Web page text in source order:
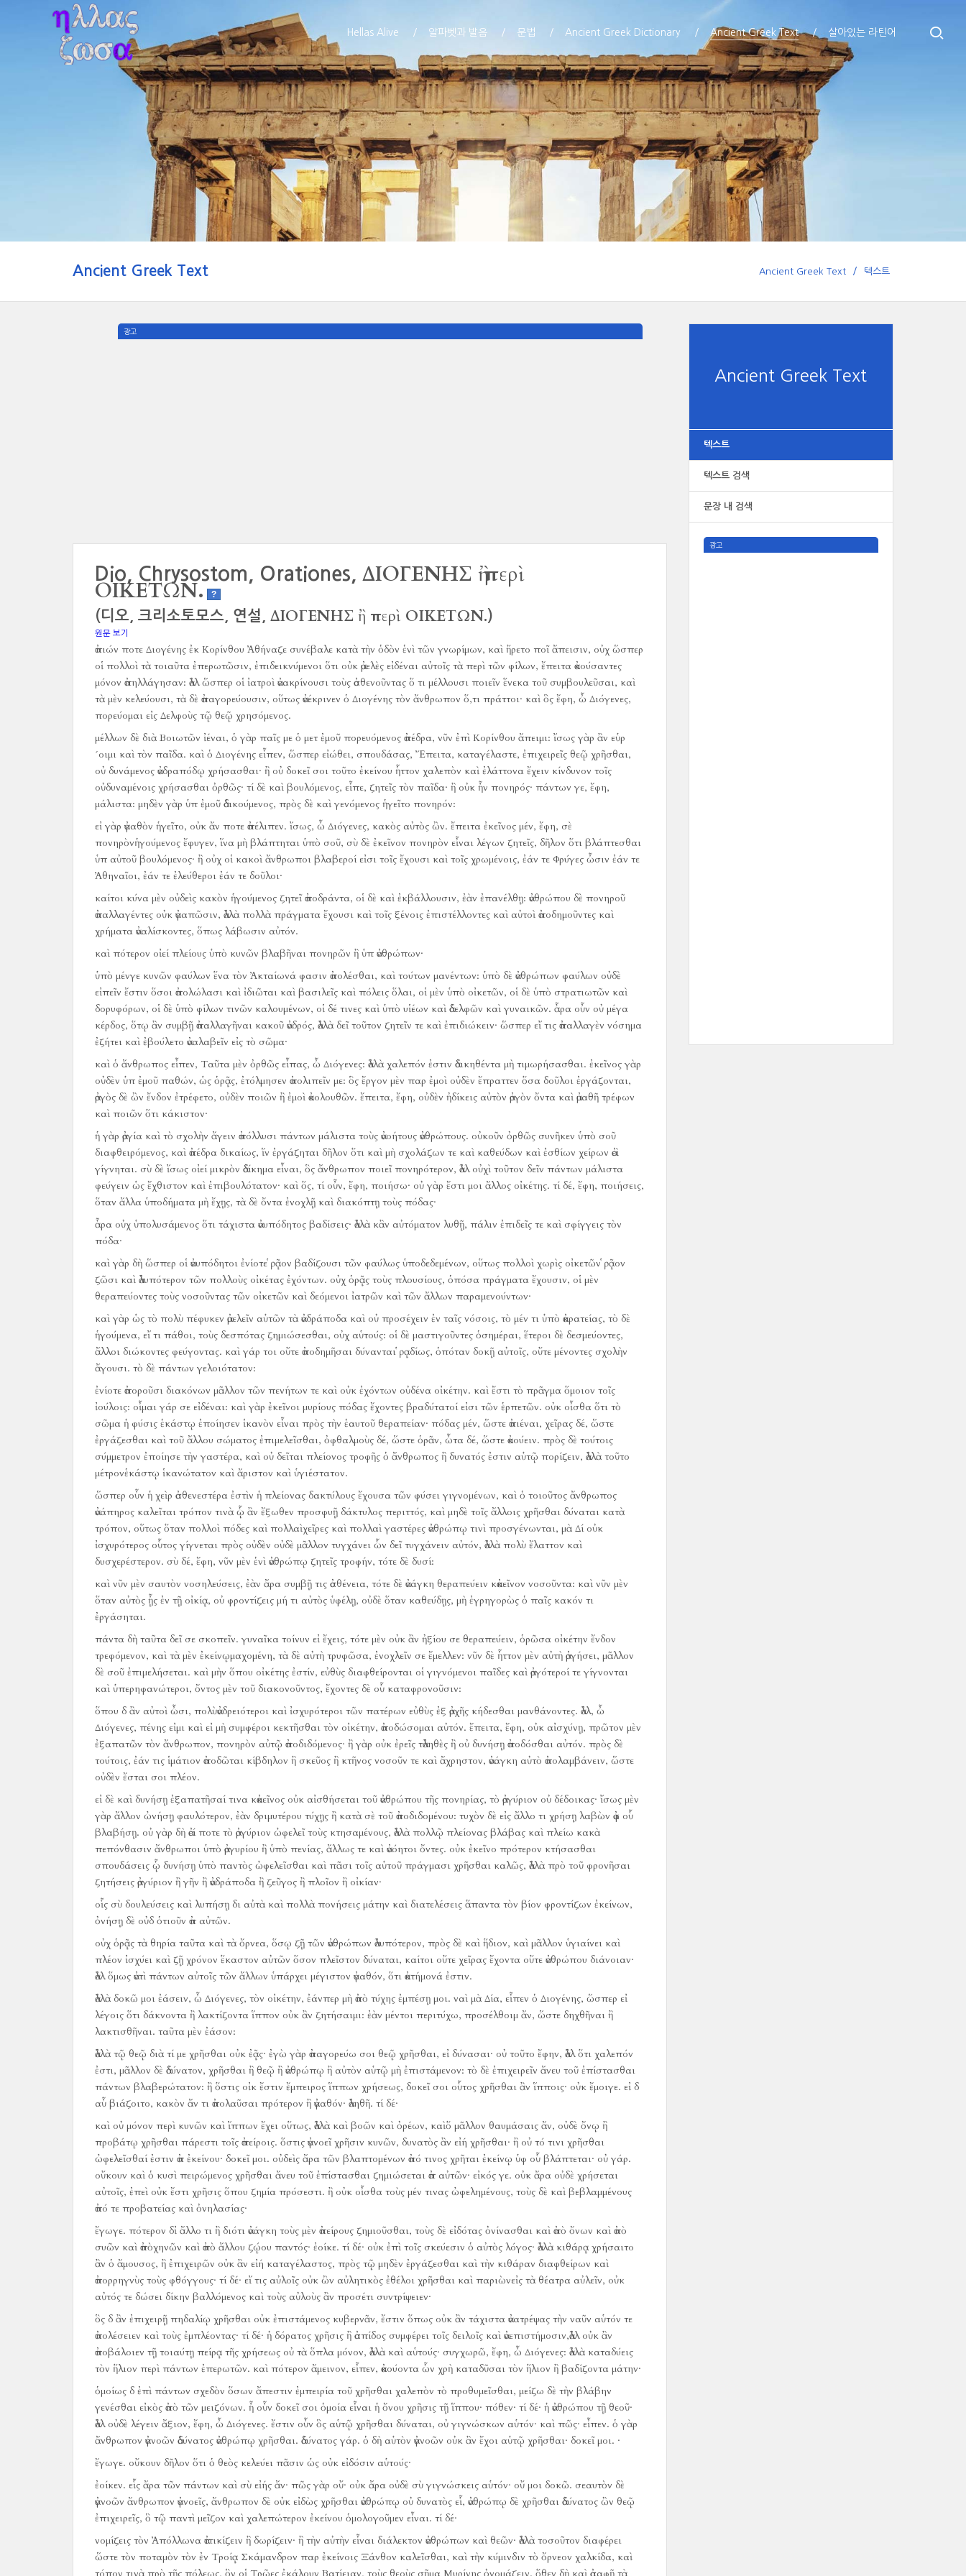
Hellas Alive 알파벳과 발음 문법 Ancient Greek Dictionary Ancient Greek Text 살아있는 라틴어
Ancient Greek Text Ancient Greek Text 텍스트
Ancient Greek Text
텍스트
텍스트 검색
문장 내 검색
광고
광고
Dio, Chrysostom, Orationes, ΔΙΟΓΕΝΗΣ ἢ περὶ
ΟΙΚΕΤΩΝ. ?
(디오, 크리소토모스, 연설, ΔΙΟΓΕΝΗΣ ἢ περὶ ΟΙΚΕΤΩΝ.)
원문 보기
ἀπιών ποτε Διογένης ἐκ Κορίνθου Ἀθήναζε συνέβαλε κατὰ τὴν ὁδὸν ἑνὶ τῶν γνωρίμων, καὶ ἤρετο ποῖ ἄπεισιν, οὐχ ὥσπερ
οἱ πολλοὶ τὰ τοιαῦτα ἐπερωτῶσιν, ἐπιδεικνύμενοι ὅτι οὐκ ἀμελὲς εἰδέναι αὐτοῖς τὰ περὶ τῶν φίλων, ἔπειτα ἀκούσαντες
μόνον ἀπηλλάγησαν: ἀλλ ὥσπερ οἱ ἰατροὶ ἀνακρίνουσι τοὺς ἀσθενοῦντας ὅ τι μέλλουσι ποιεῖν ἕνεκα τοῦ συμβουλεῦσαι, καὶ
τὰ μὲν κελεύουσι, τὰ δὲ ἀπαγορεύουσιν, οὕτως ἀνέκρινεν ὁ Διογένης τὸν ἄνθρωπον ὅ,τι πράττοι· καὶ ὃς ἔφη, ὦ Διόγενες,
πορεύομαι εἰς Δελφοὺς τῷ θεῷ χρησόμενος.
μέλλων δὲ διὰ Βοιωτῶν ἰέναι, ὁ γὰρ παῖς με ὁ μετ ἐμοῦ πορευόμενος ἀπέδρα, νῦν ἐπὶ Κορίνθου ἄπειμι: ἴσως γὰρ ἂν εὑρ
´οιμι καὶ τὸν παῖδα. καὶ ὁ Διογένης εἶπεν, ὥσπερ εἰώθει, σπουδάσας, Ἔπειτα, καταγέλαστε, ἐπιχειρεῖς θεῷ χρῆσθαι,
οὐ δυνάμενος ἀνδραπόδῳ χρήσασθαι· ἢ οὐ δοκεῖ σοι τοῦτο ἐκείνου ἧττον χαλεπὸν καὶ ἐλάττονα ἔχειν κίνδυνον τοῖς
οὐδυναμένοις χρήσασθαι ὀρθῶς· τί δὲ καὶ βουλόμενος, εἶπε, ζητεῖς τὸν παῖδα· ἢ οὐκ ἦν πονηρός· πάντων γε, ἔφη,
μάλιστα: μηδὲν γὰρ ὑπ ἐμοῦ ἀδικούμενος, πρὸς δὲ καὶ γενόμενος ἡγεῖτο πονηρόν:
εἰ γὰρ ἀγαθὸν ἡγεῖτο, οὐκ ἄν ποτε ἀπέλιπεν. ἴσως, ὦ Διόγενες, κακὸς αὐτὸς ὢν. ἔπειτα ἐκεῖνος μέν, ἔφη, σὲ
πονηρὸνἡγούμενος ἔφυγεν, ἵνα μὴ βλάπτηται ὑπὸ σοῦ, σὺ δὲ ἐκεῖνον πονηρὸν εἶναι λέγων ζητεῖς, δῆλον ὅτι βλάπτεσθαι
ὑπ αὐτοῦ βουλόμενος· ἢ οὐχ οἱ κακοὶ ἄνθρωποι βλαβεροί εἰσι τοῖς ἔχουσι καὶ τοῖς χρωμένοις, ἐάν τε Φρύγες ὦσιν ἐάν τε
Ἀθηναῖοι, ἐάν τε ἐλεύθεροι ἐάν τε δοῦλοι·
καίτοι κύνα μὲν οὐδεὶς κακὸν ἡγούμενος ζητεῖ ἀποδράντα, οἱ δὲ καὶ ἐκβάλλουσιν, ἐὰν ἐπανέλθῃ: ἀνθρώπου δὲ πονηροῦ
ἀπαλλαγέντες οὐκ ἀγαπῶσιν, ἀλλὰ πολλὰ πράγματα ἔχουσι καὶ τοῖς ξένοις ἐπιστέλλοντες καὶ αὐτοὶ ἀποδημοῦντες καὶ
χρήματα ἀναλίσκοντες, ὅπως λάβωσιν αὐτόν.
καὶ πότερον οἰεί πλείους ὑπὸ κυνῶν βλαβῆναι πονηρῶν ἢ ὑπ ἀνθρώπων·
ὑπὸ μένγε κυνῶν φαύλων ἕνα τὸν Ἀκταίωνά φασιν ἀπολέσθαι, καὶ τούτων μανέντων: ὑπὸ δὲ ἀνθρώπων φαύλων οὐδὲ
εἰπεῖν ἔστιν ὅσοι ἀπολώλασι καὶ ἰδιῶται καὶ βασιλεῖς καὶ πόλεις ὅλαι, οἱ μὲν ὑπὸ οἰκετῶν, οἱ δὲ ὑπὸ στρατιωτῶν καὶ
δορυφόρων, οἱ δὲ ὑπὸ φίλων τινῶν καλουμένων, οἱ δέ τινες καὶ ὑπὸ υἱέων καὶ ἀδελφῶν καὶ γυναικῶν. ἆρα οὖν οὐ μέγα
κέρδος, ὅτῳ ἂν συμβῇ ἀπαλλαγῆναι κακοῦ ἀνδρός, ἀλλὰ δεῖ τοῦτον ζητεῖν τε καὶ ἐπιδιώκειν· ὥσπερ εἴ τις ἀπαλλαγὲν νόσημα
ἐζήτει καὶ ἐβούλετο ἀναλαβεῖν εἰς τὸ σῶμα·
καὶ ὁ ἄνθρωπος εἶπεν, Ταῦτα μὲν ὀρθῶς εἶπας, ὦ Διόγενες: ἀλλὰ χαλεπόν ἐστιν ἀδικηθέντα μὴ τιμωρήσασθαι. ἐκεῖνος γὰρ
οὐδὲν ὑπ ἐμοῦ παθών, ὡς ὁρᾷς, ἐτόλμησεν ἀπολιπεῖν με: ὃς ἔργον μὲν παρ ἐμοὶ οὐδὲν ἔπραττεν ὅσα δοῦλοι ἐργάζονται,
ἀργὸς δὲ ὢν ἔνδον ἐτρέφετο, οὐδὲν ποιῶν ἢ ἐμοὶ ἀκολουθῶν. ἔπειτα, ἔφη, οὐδὲν ἠδίκεις αὐτὸν ἀργὸν ὄντα καὶ ἀμαθῆ τρέφων
καὶ ποιῶν ὅτι κάκιστον·
ἡ γὰρ ἀργία καὶ τὸ σχολὴν ἄγειν ἀπόλλυσι πάντων μάλιστα τοὺς ἀνοήτους ἀνθρώπους. οὐκοῦν ὀρθῶς συνῆκεν ὑπὸ σοῦ
διαφθειρόμενος, καὶ ἀπέδρα δικαίως, ἵν ἐργάζηται δῆλον ὅτι καὶ μὴ σχολάζων τε καὶ καθεύδων καὶ ἐσθίων χείρων ἀεὶ
γίγνηται. σὺ δὲ ἴσως οἰεί μικρὸν ἀδίκημα εἶναι, ὃς ἄνθρωπον ποιεῖ πονηρότερον, ἀλλ οὐχὶ τοῦτον δεῖν πάντων μάλιστα
φεύγειν ὡς ἔχθιστον καὶ ἐπιβουλότατον· καὶ ὅς, τί οὖν, ἔφη, ποιήσω· οὐ γὰρ ἔστι μοι ἄλλος οἰκέτης. τί δέ, ἔφη, ποιήσεις,
ὅταν ἄλλα ὑποδήματα μὴ ἔχῃς, τὰ δὲ ὄντα ἐνοχλῇ καὶ διακόπτῃ τοὺς πόδας·
ἆρα οὐχ ὑπολυσάμενος ὅτι τάχιστα ἀνυπόδητος βαδίσεις· ἀλλὰ κἂν αὐτόματον λυθῇ, πάλιν ἐπιδεῖς τε καὶ σφίγγεις τὸν
πόδα·
καὶ γὰρ δὴ ὥσπερ οἱ ἀνυπόδητοι ἐνίοτε ῥᾷον βαδίζουσι τῶν φαύλως ὑποδεδεμένων, οὕτως πολλοὶ χωρὶς οἰκετῶν ῥᾷον
ζῶσι καὶ ἀλυπότερον τῶν πολλοὺς οἰκέτας ἐχόντων. οὐχ ὁρᾷς τοὺς πλουσίους, ὁπόσα πράγματα ἔχουσιν, οἱ μὲν
θεραπεύοντες τοὺς νοσοῦντας τῶν οἰκετῶν καὶ δεόμενοι ἰατρῶν καὶ τῶν ἄλλων παραμενούντων·
καὶ γὰρ ὡς τὸ πολὺ πέφυκεν ἀμελεῖν αὑτῶν τὰ ἀνδράποδα καὶ οὐ προσέχειν ἐν ταῖς νόσοις, τὸ μέν τι ὑπὸ ἀκρατείας, τὸ δὲ
ἡγούμενα, εἴ τι πάθοι, τοὺς δεσπότας ζημιώσεσθαι, οὐχ αὑτούς: οἱ δὲ μαστιγοῦντες ὁσημέραι, ἕτεροι δὲ δεσμεύοντες,
ἄλλοι διώκοντες φεύγοντας. καὶ γάρ τοι οὔτε ἀποδημῆσαι δύνανται ῥᾳδίως, ὁπόταν δοκῇ αὐτοῖς, οὔτε μένοντες σχολὴν
ἄγουσι. τὸ δὲ πάντων γελοιότατον:
ἐνίοτε ἀποροῦσι διακόνων μᾶλλον τῶν πενήτων τε καὶ οὐκ ἐχόντων οὐδένα οἰκέτην. καὶ ἔστι τὸ πρᾶγμα ὅμοιον τοῖς
ἰούλοις: οἶμαι γάρ σε εἰδέναι: καὶ γὰρ ἐκεῖνοι μυρίους πόδας ἔχοντες βραδύτατοί εἰσι τῶν ἑρπετῶν. οὐκ οἶσθα ὅτι τὸ
σῶμα ἡ φύσις ἑκάστῳ ἐποίησεν ἱκανὸν εἶναι πρὸς τὴν ἑαυτοῦ θεραπείαν· πόδας μέν, ὥστε ἀπιέναι, χεῖρας δέ, ὥστε
ἐργάζεσθαι καὶ τοῦ ἄλλου σώματος ἐπιμελεῖσθαι, ὀφθαλμοὺς δέ, ὥστε ὁρᾶν, ὦτα δέ, ὥστε ἀκούειν. πρὸς δὲ τούτοις
σύμμετρον ἐποίησε τὴν γαστέρα, καὶ οὐ δεῖται πλείονος τροφῆς ὁ ἄνθρωπος ἢ δυνατός ἐστιν αὑτῷ πορίζειν, ἀλλὰ τοῦτο
μέτρονἑκάστῳ ἱκανώτατον καὶ ἄριστον καὶ ὑγιέστατον.
ὥσπερ οὖν ἡ χεὶρ ἀσθενεστέρα ἐστὶν ἡ πλείονας δακτύλους ἔχουσα τῶν φύσει γιγνομένων, καὶ ὁ τοιοῦτος ἄνθρωπος
ἀνάπηρος καλεῖται τρόπον τινὰ ᾧ ἂν ἔξωθεν προσφυῇ δάκτυλος περιττός, καὶ μηδὲ τοῖς ἄλλοις χρῆσθαι δύναται κατὰ
τρόπον, οὕτως ὅταν πολλοὶ πόδες καὶ πολλαὶχεῖρες καὶ πολλαὶ γαστέρες ἀνθρώπῳ τινὶ προσγένωνται, μὰ Δί οὐκ
ἰσχυρότερος οὗτος γίγνεται πρὸς οὐδὲν οὐδὲ μᾶλλον τυγχάνει ὧν δεῖ τυγχάνειν αὐτόν, ἀλλὰ πολὺ ἔλαττον καὶ
δυσχερέστερον. σὺ δέ, ἔφη, νῦν μὲν ἑνὶ ἀνθρώπῳ ζητεῖς τροφήν, τότε δὲ δυσί:
καὶ νῦν μὲν σαυτὸν νοσηλεύσεις, ἐὰν ἄρα συμβῇ τις ἀσθένεια, τότε δὲ ἀνάγκη θεραπεύειν κἀκεῖνον νοσοῦντα: καὶ νῦν μὲν
ὅταν αὐτὸς ᾖς ἐν τῇ οἰκίᾳ, οὐ φροντίζεις μή τι αὐτὸς ὑφέλῃ, οὐδὲ ὅταν καθεύδῃς, μὴ ἐγρηγορὼς ὁ παῖς κακόν τι
ἐργάσηται.
πάντα δὴ ταῦτα δεῖ σε σκοπεῖν. γυναῖκα τοίνυν εἰ ἔχεις, τότε μὲν οὐκ ἂν ἠξίου σε θεραπεύειν, ὁρῶσα οἰκέτην ἔνδον
τρεφόμενον, καὶ τὰ μὲν ἐκείνῳμαχομένη, τὰ δὲ αὐτὴ τρυφῶσα, ἐνοχλεῖν σε ἔμελλεν: νῦν δὲ ἧττον μὲν αὐτὴ ἀργήσει, μᾶλλον
δὲ σοῦ ἐπιμελήσεται. καὶ μὴν ὅπου οἰκέτης ἐστίν, εὐθὺς διαφθείρονται οἱ γιγνόμενοι παῖδες καὶ ἀργότεροί τε γίγνονται
καὶ ὑπερηφανώτεροι, ὄντος μὲν τοῦ διακονοῦντος, ἔχοντες δὲ οὗ καταφρονοῦσιν:
ὅπου δ ἂν αὐτοὶ ὦσι, πολὺἀνδρειότεροι καὶ ἰσχυρότεροι τῶν πατέρων εὐθὺς ἐξ ἀρχῆς κήδεσθαι μανθάνοντες. ἀλλ, ὦ
Διόγενες, πένης εἰμι καὶ εἰ μὴ συμφέροι κεκτῆσθαι τὸν οἰκέτην, ἀποδώσομαι αὐτόν. ἔπειτα, ἔφη, οὐκ αἰσχύνῃ, πρῶτον μὲν
ἐξαπατῶν τὸν ἄνθρωπον, πονηρὸν αὐτῷ ἀποδιδόμενος· ἢ γὰρ οὐκ ἐρεῖς τἀληθὲς ἢ οὐ δυνήσῃ ἀποδόσθαι αὐτόν. πρὸς δὲ
τούτοις, ἐάν τις ἱμάτιον ἀποδῶται κίβδηλον ἢ σκεῦος ἢ κτῆνος νοσοῦν τε καὶ ἄχρηστον, ἀνάγκη αὐτὸ ἀπολαμβάνειν, ὥστε
οὐδὲν ἔσται σοι πλέον.
εἰ δὲ καὶ δυνήσῃ ἐξαπατῆσαί τινα κἀκεῖνος οὐκ αἰσθήσεται τοῦ ἀνθρώπου τῆς πονηρίας, τὸ ἀργύριον οὐ δέδοικας· ἴσως μὲν
γὰρ ἄλλον ὠνήσῃ φαυλότερον, ἐὰν δριμυτέρου τύχῃς ἢ κατὰ σὲ τοῦ ἀποδιδομένου: τυχὸν δὲ εἰς ἄλλο τι χρήσῃ λαβὼν ἀφ οὗ
βλαβήσῃ. οὐ γὰρ δὴ ἀεί ποτε τὸ ἀργύριον ὠφελεῖ τοὺς κτησαμένους, ἀλλὰ πολλῷ πλείονας βλάβας καὶ πλείω κακὰ
πεπόνθασιν ἄνθρωποι ὑπὸ ἀργυρίου ἢ ὑπὸ πενίας, ἄλλως τε καὶ ἀνόητοι ὄντες. οὐκ ἐκεῖνο πρότερον κτήσασθαι
σπουδάσεις ᾧ δυνήσῃ ὑπὸ παντὸς ὠφελεῖσθαι καὶ πᾶσι τοῖς αὑτοῦ πράγμασι χρῆσθαι καλῶς, ἀλλὰ πρὸ τοῦ φρονῆσαι
ζητήσεις ἀργύριον ἢ γῆν ἢ ἀνδράποδα ἢ ζεῦγος ἢ πλοῖον ἢ οἰκίαν·
οἷς σὺ δουλεύσεις καὶ λυπήσῃ δι αὐτὰ καὶ πολλὰ πονήσεις μάτην καὶ διατελέσεις ἅπαντα τὸν βίον φροντίζων ἐκείνων,
ὀνήσῃ δὲ οὐδ ὁτιοῦν ἀπ αὐτῶν.
οὐχ ὁρᾷς τὰ θηρία ταῦτα καὶ τὰ ὄρνεα, ὅσῳ ζῇ τῶν ἀνθρώπων ἀλυπότερον, πρὸς δὲ καὶ ἥδιον, καὶ μᾶλλον ὑγιαίνει καὶ
πλέον ἰσχύει καὶ ζῇ χρόνον ἕκαστον αὐτῶν ὅσον πλεῖστον δύναται, καίτοι οὔτε χεῖρας ἔχοντα οὔτε ἀνθρώπου διάνοιαν·
ἀλλ ὅμως ἀντὶ πάντων αὐτοῖς τῶν ἄλλων ὑπάρχει μέγιστον ἀγαθόν, ὅτι ἀκτήμονά ἐστιν.
ἀλλὰ δοκῶ μοι ἐάσειν, ὦ Διόγενες, τὸν οἰκέτην, ἐάνπερ μὴ ἀπὸ τύχης ἐμπέσῃ μοι. ναὶ μὰ Δία, εἶπεν ὁ Διογένης, ὥσπερ εἰ
λέγοις ὅτι δάκνοντα ἢ λακτίζοντα ἵππον οὐκ ἂν ζητήσαιμι: ἐὰν μέντοι περιτύχω, προσέλθοιμ ἄν, ὥστε δηχθῆναι ἢ
λακτισθῆναι. ταῦτα μὲν ἐάσον:
ἀλλὰ τῷ θεῷ διὰ τί με χρῆσθαι οὐκ ἐᾷς· ἐγὼ γὰρ ἀπαγορεύω σοι θεῷ χρῆσθαι, εἰ δύνασαι· οὐ τοῦτο ἔφην, ἀλλ ὅτι χαλεπόν
ἐστι, μᾶλλον δὲ ἀδύνατον, χρῆσθαι ἢ θεῷ ἢ ἀνθρώπῳ ἢ αὐτὸν αὑτῷ μὴ ἐπιστάμενον: τὸ δὲ ἐπιχειρεῖν ἄνευ τοῦ ἐπίστασθαι
πάντων βλαβερώτατον: ἢ ὅστις οἰκ ἔστιν ἔμπειρος ἵππων χρήσεως, δοκεῖ σοι οὗτος χρῆσθαι ἂν ἵπποις· οὐκ ἔμοιγε. εἰ δ
αὖ βιάζοιτο, κακὸν ἄν τι ἀπολαῦσαι πρότερον ἢ ἀγαθόν· ἀληθῆ. τί δέ·
καὶ οὐ μόνον περὶ κυνῶν καὶ ἵππων ἔχει οὕτως, ἀλλὰ καὶ βοῶν καὶ ὀρέων, καὶὅ μᾶλλον θαυμάσαις ἄν, οὐδὲ ὄνῳ ἢ
προβάτῳ χρῆσθαι πάρεστι τοῖς ἀπείροις. ὅστις ἀγνοεῖ χρῆσιν κυνῶν, δυνατὸς ἂν εἰή χρῆσθαι· ἢ οὐ τό τινι χρῆσθαι
ὠφελεῖσθαί ἐστιν ἀπ ἐκείνου· δοκεῖ μοι. οὐδεὶς ἄρα τῶν βλαπτομένων ἀπό τινος χρῆται ἐκείνῳ ὑφ οὗ βλάπτεται· οὐ γάρ.
οὔκουν καὶ ὁ κυσὶ πειρώμενος χρῆσθαι ἄνευ τοῦ ἐπίστασθαι ζημιώσεται ἀπ αὐτῶν· εἰκός γε. οὐκ ἄρα οὐδὲ χρήσεται
αὐτοῖς, ἐπεὶ οὐκ ἔστι χρῆσις ὅπου ζημία πρόσεστι. ἢ οὐκ οἶσθα τοὺς μέν τινας ὠφελημένους, τοὺς δὲ καὶ βεβλαμμένους
ἀπό τε προβατείας καὶ ὀνηλασίας·
ἔγωγε. πότερον δἰ ἄλλο τι ἢ διότι ἀνάγκη τοὺς μὲν ἀπείρους ζημιοῦσθαι, τοὺς δὲ εἰδότας ὀνίνασθαι καὶ ἀπὸ ὄνων καὶ ἀπὸ
συῶν καὶ ἀπὸχηνῶν καὶ ἀπὸ ἄλλου ζῴου παντός· ἐοίκε. τί δέ· οὐκ ἐπὶ τοῖς σκεύεσιν ὁ αὐτὸς λόγος· ἀλλὰ κιθάρᾳ χρήσαιτο
ἂν ὁ ἄμουσος, ἢ ἐπιχειρῶν οὐκ ἂν εἰή καταγέλαστος, πρὸς τῷ μηδὲν ἐργάζεσθαι καὶ τὴν κιθάραν διαφθείρων καὶ
ἀπορρηγνὺς τοὺς φθόγγους· τί δέ· εἴ τις αὐλοῖς οὐκ ὢν αὐλητικὸς ἐθέλοι χρῆσθαι καὶ παριὼνεἰς τὰ θέατρα αὐλεῖν, οὐκ
αὐτός τε δώσει δίκην βαλλόμενος καὶ τοὺς αὐλοὺς ἂν προσέτι συντρίψειεν·
ὃς δ ἂν ἐπιχειρῇ πηδαλίῳ χρῆσθαι οὐκ ἐπιστάμενος κυβερνᾶν, ἔστιν ὅπως οὐκ ἂν τάχιστα ἀνατρέψας τὴν ναῦν αὑτόν τε
ἀπολέσειεν καὶ τοὺς ἐμπλέοντας· τί δέ· ἡ δόρατος χρῆσις ἢ ἀσπίδος συμφέρει τοῖς δειλοῖς καὶ ἀνεπιστήμοσιν,ἀλλ οὐκ ἂν
ἀποβάλοιεν τῇ τοιαύτῃ πείρᾳ τῆς χρήσεως οὐ τὰ ὅπλα μόνον, ἀλλὰ καὶ αὑτούς· συγχωρῶ, ἔφη, ὦ Διόγενες: ἀλλὰ καταδύεις
τὸν ἥλιον περὶ πάντων ἐπερωτῶν. καὶ πότερον ἄμεινον, εἶπεν, ἀκούοντα ὧν χρὴ καταδῦσαι τὸν ἥλιον ἢ βαδίζοντα μάτην·
ὁμοίως δ ἐπὶ πάντων σχεδὸν ὅσων ἄπεστιν ἐμπειρία τοῦ χρῆσθαι χαλεπὸν τὸ προθυμεῖσθαι, μείζω δὲ τὴν βλάβην
γενέσθαι εἰκὸς ἀπὸ τῶν μειζόνων. ἦ οὖν δοκεῖ σοι ὁμοία εἶναι ἡ ὄνου χρῆσις τῇ ἵππου· πόθεν· τί δέ· ἡ ἀνθρώπου τῇ θεοῦ·
ἀλλ οὐδὲ λέγειν ἄξιον, ἔφη, ὦ Διόγενες. ἔστιν οὖν ὃς αὑτῷ χρῆσθαι δύναται, οὐ γιγνώσκων αὑτόν· καὶ πῶς· εἶπεν. ὁ γὰρ
ἄνθρωπον ἀγνοῶν ἀδύνατος ἀνθρώπῳ χρῆσθαι. ἀδύνατος γάρ. ὁ δὴ αὑτὸν ἀγνοῶν οὐκ ἂν ἔχοι αὑτῷ χρῆσθαι· δοκεῖ μοι. ·
ἔγωγε. οὔκουν δῆλον ὅτι ὁ θεὸς κελεύει πᾶσιν ὡς οὐκ εἰδόσιν αὑτούς·
ἐοίκεν. εἷς ἄρα τῶν πάντων καὶ σὺ εἰής ἄν· πῶς γὰρ οὔ· οὐκ ἄρα οὐδὲ σὺ γιγνώσκεις αὑτόν· οὔ μοι δοκῶ. σεαυτὸν δὲ
ἀγνοῶν ἄνθρωπον ἀγνοεῖς, ἄνθρωπον δὲ οὐκ εἰδὼς χρῆσθαι ἀνθρώπῳ οὐ δυνατὸς εἷ, ἀνθρώπῳ δὲ χρῆσθαι ἀδύνατος ὢν θεῷ
ἐπιχειρεῖς, ὃ τῷ παντὶ μεῖζον καὶ χαλεπώτερον ἐκείνου ὁμολογοῦμεν εἶναι. τί δέ·
νομίζεις τὸν Ἀπόλλωνα ἀττικίζειν ἢ δωρίζειν· ἢ τὴν αὐτὴν εἶναι διάλεκτον ἀνθρώπων καὶ θεῶν· ἀλλὰ τοσοῦτον διαφέρει
ὥστε τὸν ποταμὸν τὸν ἐν Τροίᾳ Σκάμανδρον παρ ἐκείνοις Ξάνθον καλεῖσθαι, καὶ τὴν κύμινδιν τὸ ὄρνεον χαλκίδα, καὶ